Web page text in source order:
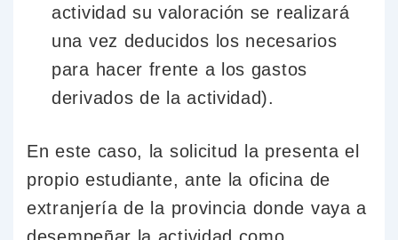
actividad su valoración se realizará
una vez deducidos los necesarios
para hacer frente a los gastos
derivados de la actividad).
En este caso, la solicitud la presenta el
propio estudiante, ante la oficina de
extranjería de la provincia donde vaya a
desempeñar la actividad como